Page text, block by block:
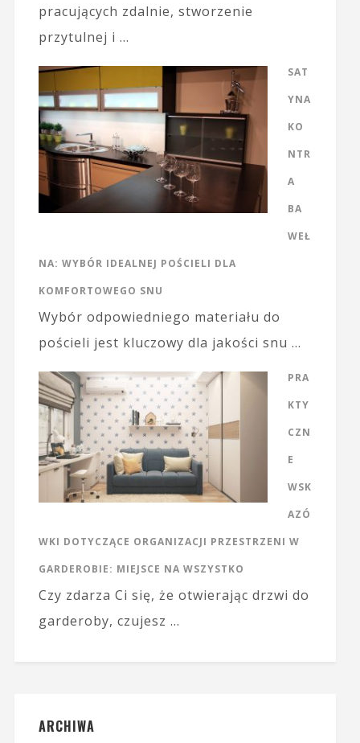
pracujących zdalnie, stworzenie
przytulnej i …
SAT
YNA
KO
NTR
A
BA
WEŁ
NA: WYBÓR IDEALNEJ POŚCIELI DLA
KOMFORTOWEGO SNU
Wybór odpowiedniego materiału do
pościeli jest kluczowy dla jakości snu …
PRA
KTY
CZN
E
WSK
AZÓ
WKI DOTYCZĄCE ORGANIZACJI PRZESTRZENI W
GARDEROBIE: MIEJSCE NA WSZYSTKO
Czy zdarza Ci się, że otwierając drzwi do
garderoby, czujesz …
ARCHIWA